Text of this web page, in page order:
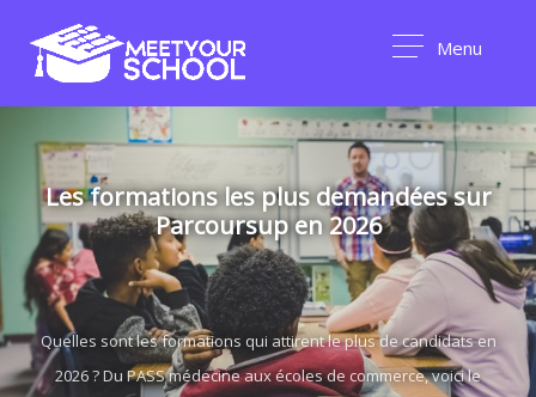
Menu
Les formations les plus demandées sur
Parcoursup en 2026
Quelles sont les formations qui attirent le plus de candidats en
2026 ? Du PASS médecine aux écoles de commerce, voici le